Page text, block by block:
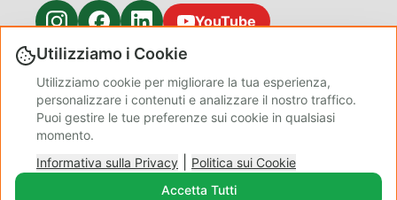
YouTube
Menu
Cerca prodotti
Perché scegliere
Fruttilix
Servizi
Contatti Privacy
Chi siamo
Termini e
condizioni
Cookie
Utilizziamo i Cookie
Utilizziamo cookie per migliorare la tua esperienza,
personalizzare i contenuti e analizzare il nostro traffico.
Puoi gestire le tue preferenze sui cookie in qualsiasi
momento.
Informativa sulla Privacy
Politica sui Cookie
Accetta Tutti